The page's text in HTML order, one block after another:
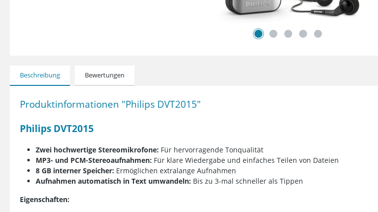
Beschreibung Bewertungen
Produktinformationen "Philips DVT2015"
Philips DVT2015
Zwei hochwertige Stereomikrofone: Für hervorragende Tonqualität
MP3- und PCM-Stereoaufnahmen: Für klare Wiedergabe und einfaches Teilen von Dateien
8 GB interner Speicher: Ermöglichen extralange Aufnahmen
Aufnahmen automatisch in Text umwandeln: Bis zu 3-mal schneller als Tippen
Eigenschaften: